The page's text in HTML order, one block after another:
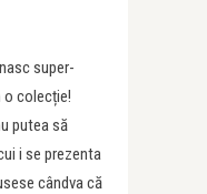
super-
o colecție!
putea să
i se prezenta
cândva că